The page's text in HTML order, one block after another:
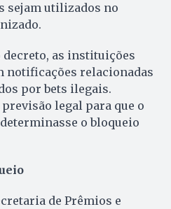
sejam utilizados no
decreto, as instituições
notificações relacionadas
por bets ilegais.
legal para que o
o bloqueio
de Prêmios e